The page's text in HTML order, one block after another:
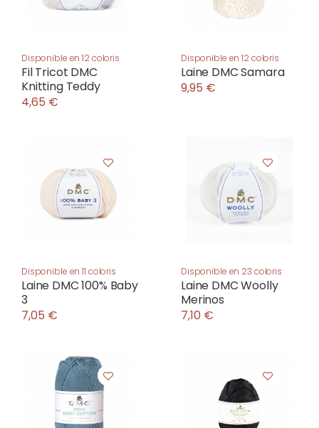
Disponible en 12 coloris
Fil Tricot DMC
Knitting Teddy
4,65 €
Disponible en 12 coloris
Laine DMC Samara
9,95 €
Disponible en 11 coloris
Laine DMC 100% Baby
3
7,05 €
Disponible en 23 coloris
Laine DMC Woolly
Merinos
7,10 €